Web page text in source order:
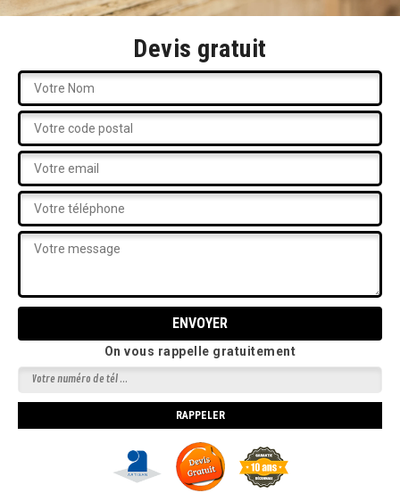
Devis gratuit
On vous rappelle gratuitement